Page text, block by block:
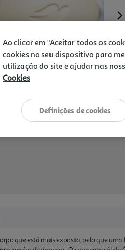
que está mais exposta, pelo que
Ao clicar em "Aceitar todos os
cookies no seu dispositivo para
utilização do site e ajudar nas
Cookies
Definições de cookies